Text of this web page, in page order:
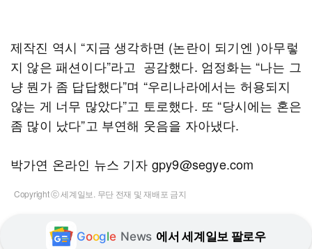
제작진 역시 “지금 생각하면 (논란이 되기엔 )아무렇
지 않은 패션이다”라고 공감했다. 엄정화는 “나는 그
냥 뭔가 좀 답답했다”며 “우리나라에서는 허용되지
않는 게 너무 많았다”고 토로했다. 또 “당시에는 혼은
좀 많이 났다”고 부연해 웃음을 자아냈다.
박가연 온라인 뉴스 기자 gpy9@segye.com
Copyright ⓒ 세계일보. 무단 전재 및 재배포 금지
Google News 에서 세계일보 팔로우